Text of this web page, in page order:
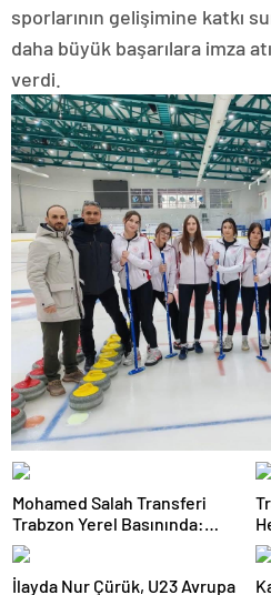
sporlarının gelişimine katkı
daha büyük başarılara imza
verdi.
Mohamed Salah Transferi
Trabzon Yerel Basınında:
‘Mısır Kralı Trabzon’da’
İlayda Nur Çürük, U23 Avrupa